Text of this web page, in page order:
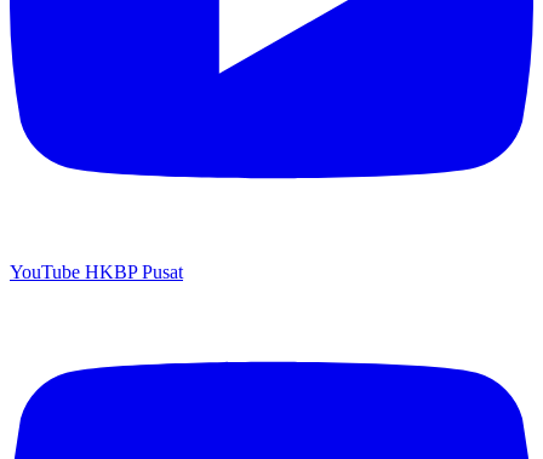
YouTube HKBP Pusat